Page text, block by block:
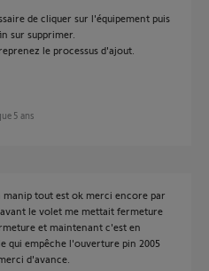
de cliquer sur l'équipement puis
sur supprimer.
le processus d'ajout.
5 ans
tout est ok merci encore par
le volet me mettait fermeture
et maintenant c'est en
qui empêche l'ouverture pin 2005
d'avance.